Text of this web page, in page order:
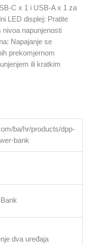
C x 1 i USB-A x 1 za
LED displej: Pratite
napunjenosti
Napajanje se
prekomjernom
ili kratkim
ba/hr/products/dpp-
bank
dva uređaja